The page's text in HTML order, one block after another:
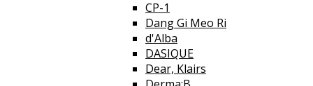
CP-1
Dang Gi Meo Ri
d'Alba
DASIQUE
Dear, Klairs